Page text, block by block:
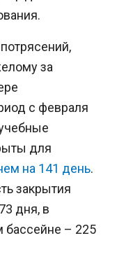
за
с февраля
для
на 141 день.
закрытия
дня, в
бассейне – 225